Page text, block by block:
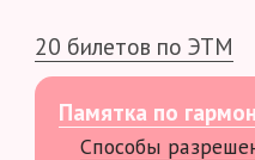
20 билетов по ЭТМ
Памятка по
Способы